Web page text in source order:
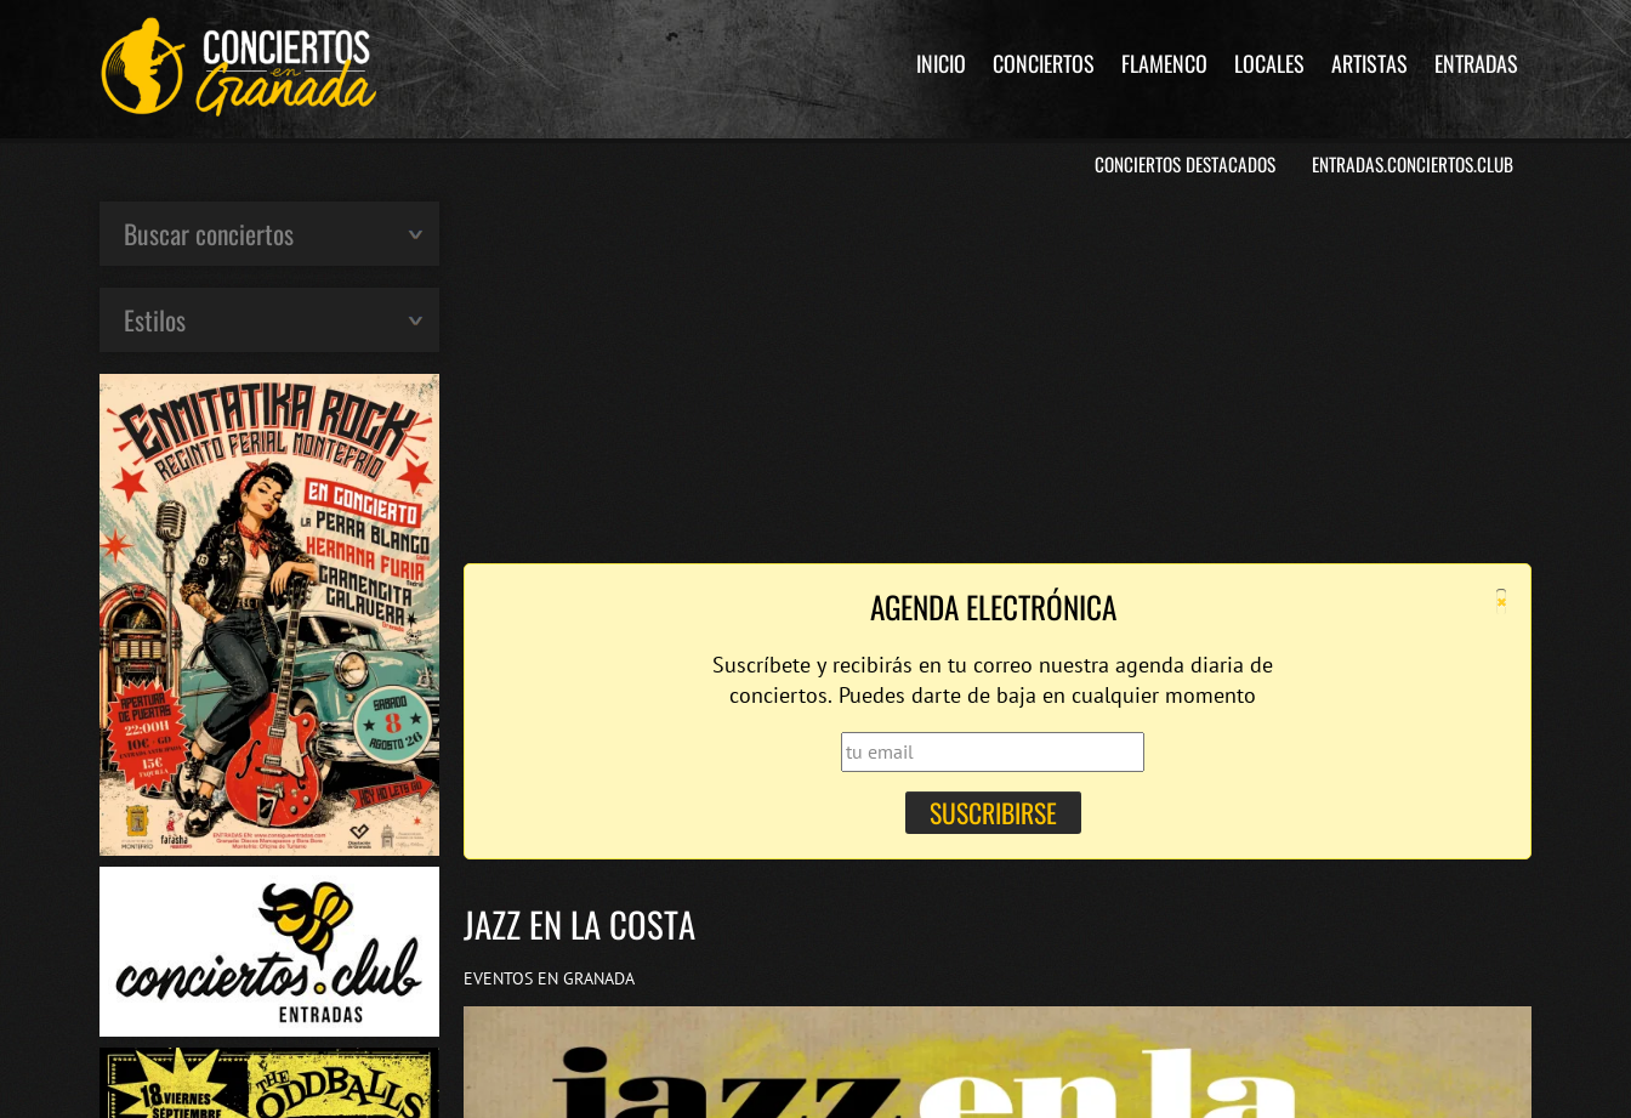
INICIO CONCIERTOS FLAMENCO LOCALES ARTISTAS ENTRADAS
CONCIERTOS DESTACADOS ENTRADAS.CONCIERTOS.CLUB
×
AGENDA ELECTRÓNICA
Suscríbete y recibirás en tu correo nuestra agenda diaria de
conciertos. Puedes darte de baja en cualquier momento
JAZZ EN LA COSTA
EVENTOS EN GRANADA
Buscar conciertos
Estilos